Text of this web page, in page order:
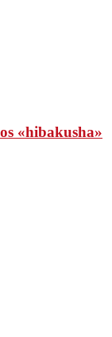
«hibakusha»